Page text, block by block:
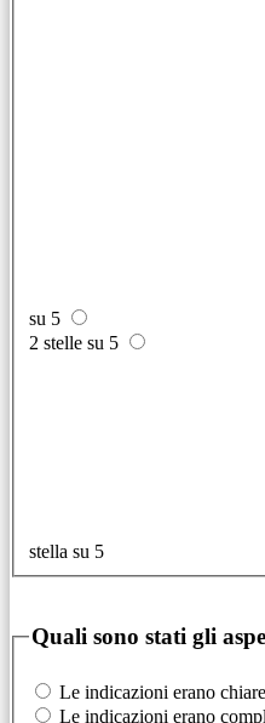
su 5
2 stelle su 5
stella su 5
Quali sono stati gli
Le indicazioni erano chiare
Le indicazioni erano